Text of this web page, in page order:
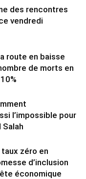
des rencontres
vendredi
route en baisse
de morts en
l’impossible pour
taux zéro en
d’inclusion
économique